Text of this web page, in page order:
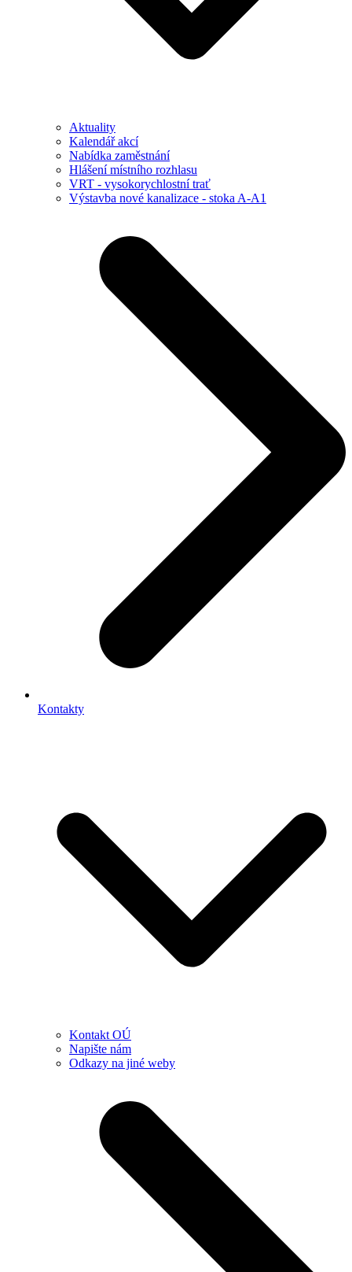
Aktuality
Kalendář akcí
Nabídka zaměstnání
Hlášení místního rozhlasu
VRT - vysokorychlostní trať
Výstavba nové kanalizace - stoka A-A1
Kontakty
Kontakt OÚ
Napište nám
Odkazy na jiné weby